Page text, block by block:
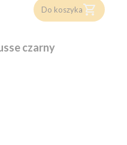
Do koszyka
czarny